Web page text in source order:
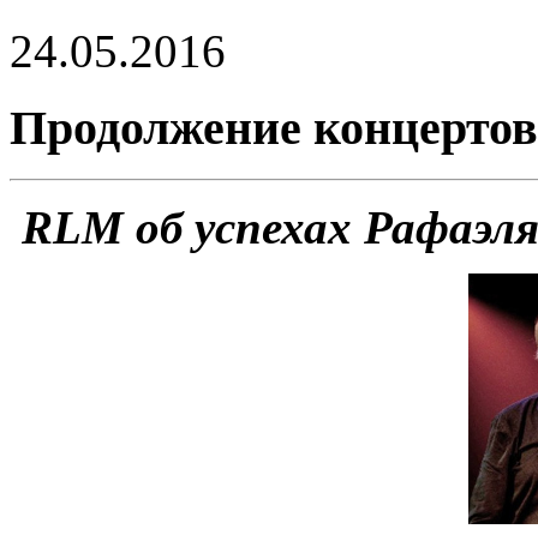
24.05.2016
Продолжение
RLM об успехах